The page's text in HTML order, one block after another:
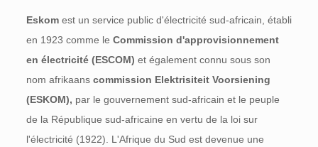
Eskomest un service public d'électricité sud-africain, établi
en 1923 comme le Commission d'approvisionnement
en électricité (ESCOM) et également connu sous son
nom afrikaans commission Elektrisiteit Voorsiening
(ESKOM), par le gouvernement sud-africain et le peuple
de la République sud-africaine en vertu de la loi sur
l'électricité (1922). L'Afrique du Sud est devenue une